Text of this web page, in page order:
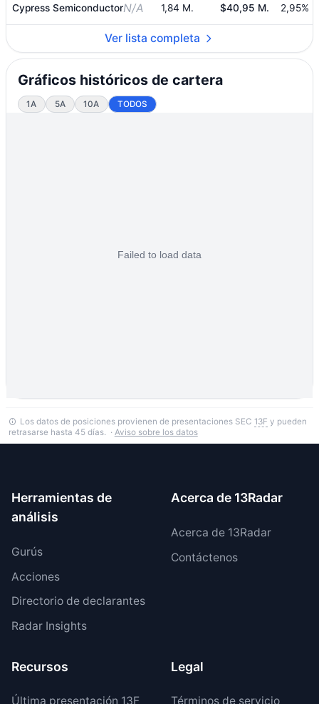
Cypress SemiconductorN/A 1,84 M. $40,95 M. 2,95%
Ver lista completa
Gráficos históricos de cartera
1A 5A 10A TODOS
Los datos de posiciones provienen de presentaciones SEC 13F y pueden
retrasarse hasta 45 días. · Aviso sobre los datos
Herramientas de
análisis
Gurús
Acciones
Directorio de declarantes
Radar Insights
Acerca de 13Radar
Acerca de 13Radar
Contáctenos
Recursos
Última presentación 13F
Legal
Términos de servicio